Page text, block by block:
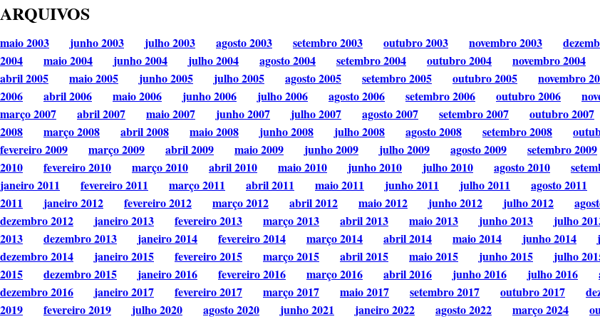
ARQUIVOS
maio 2003 junho 2003 julho 2003 agosto 2003 setembro 2003 outubro 2003 novembro 2003
2004
maio 2004 junho 2004 julho 2004 agosto 2004 setembro 2004 outubro 2004 novembro 2004
abril 2005
maio 2005 junho 2005 julho 2005 agosto 2005 setembro 2005 outubro 2005 novembro
2006
abril 2006 maio 2006 junho 2006 julho 2006 agosto 2006 setembro 2006 outubro 2006
março 2007
abril 2007 maio 2007 junho 2007 julho 2007 agosto 2007 setembro 2007 outubro 2007
2008
março 2008 abril 2008 maio 2008 junho 2008 julho 2008 agosto 2008 setembro 2008
fevereiro 2009
março 2009 abril 2009 maio 2009 junho 2009 julho 2009 agosto 2009 setembro 2009
2010
fevereiro 2010 março 2010 abril 2010 maio 2010 junho 2010 julho 2010 agosto 2010
janeiro 2011
fevereiro 2011 março 2011 abril 2011 maio 2011 junho 2011 julho 2011 agosto 2011
2011
janeiro 2012 fevereiro 2012 março 2012 abril 2012 maio 2012 junho 2012 julho 2012
dezembro 2012
janeiro 2013 fevereiro 2013 março 2013 abril 2013 maio 2013 junho 2013 julho
2013
dezembro 2013 janeiro 2014 fevereiro 2014 março 2014 abril 2014 maio 2014 junho 2014
dezembro 2014
janeiro 2015 fevereiro 2015 março 2015 abril 2015 maio 2015 junho 2015 julho
2015
dezembro 2015 janeiro 2016 fevereiro 2016 março 2016 abril 2016 junho 2016 julho 2016
dezembro 2016
janeiro 2017 fevereiro 2017 março 2017 maio 2017 setembro 2017 outubro 2017
2019
fevereiro 2019 julho 2020 agosto 2020 junho 2021 janeiro 2022 agosto 2022 março 2024